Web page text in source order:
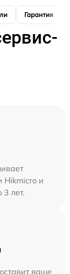
Гарантия
Hikmicro и
3 лет.
ваше